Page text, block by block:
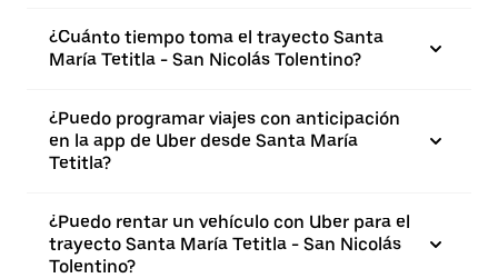
¿Cuánto tiempo toma el trayecto Santa
María Tetitla - San Nicolás Tolentino?
¿Puedo programar viajes con anticipación
en la app de Uber desde Santa María
Tetitla?
¿Puedo rentar un vehículo con Uber para el
trayecto Santa María Tetitla - San Nicolás
Tolentino?